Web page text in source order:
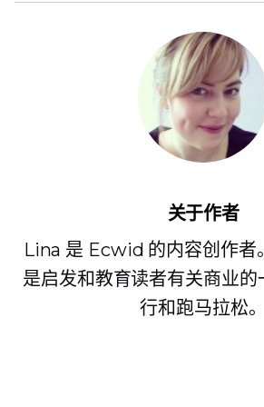
关于作者
Lina 是 Ecwid 的内容创作者
是启发和教育读者有关商业的
行和跑马拉松。